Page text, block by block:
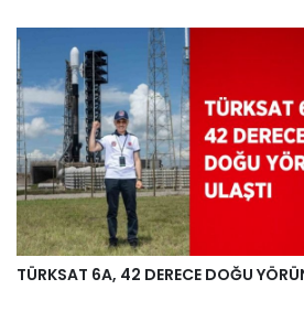
TÜRKSAT 6A, 42 DERECE DOĞU